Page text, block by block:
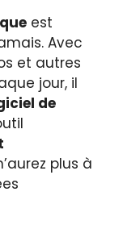
est
Avec
et autres
jour, il
de
plus à